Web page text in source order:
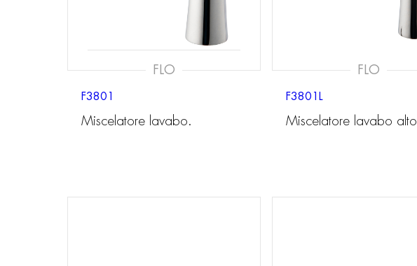
FLO
F3801
Miscelatore lavabo.
FLO
F3801L
Miscelatore lavabo alto